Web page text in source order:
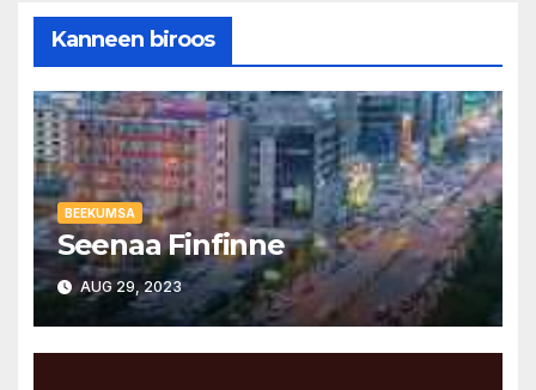
Kanneen biroos
BEEKUMSA
Seenaa Finfinne
AUG 29, 2023